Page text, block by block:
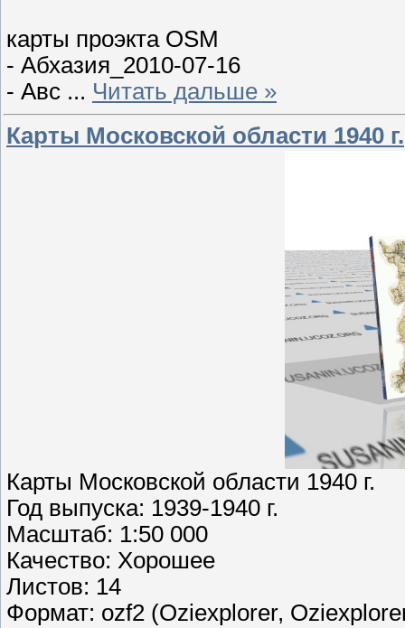
карты проэкта OSM
- Абхазия_2010-07-16
- Авс ... Читать дальше »
Карты Московской области 1940 г.
Карты Московской области 1940 г.
Год выпуска: 1939-1940 г.
Масштаб: 1:50 000
Качество: Хорошее
Листов: 14
Формат: ozf2 (Oziexplorer,